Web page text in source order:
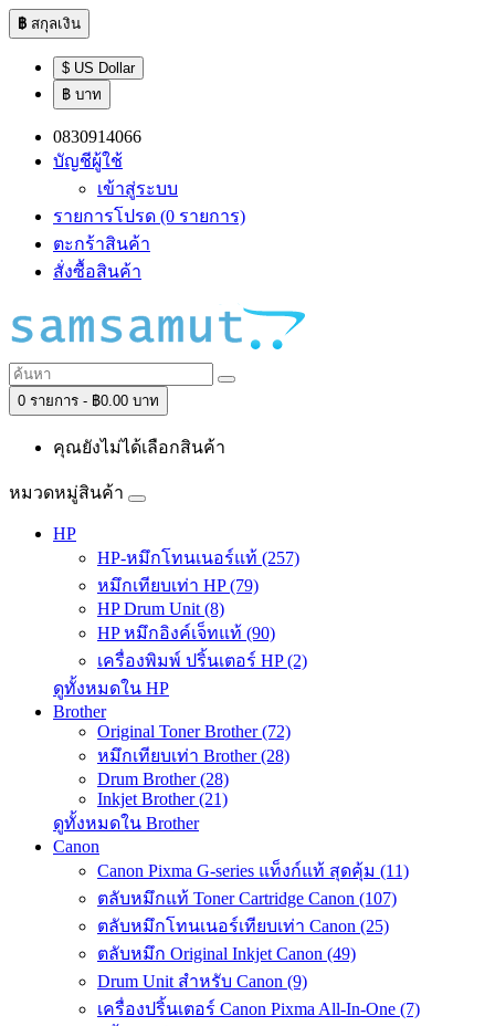
฿ สกุลเงิน
$ US Dollar
฿ บาท
0830914066
บัญชีผู้ใช้
เข้าสู่ระบบ
รายการโปรด (0 รายการ)
ตะกร้าสินค้า
สั่งซื้อสินค้า
0 รายการ - ฿0.00 บาท
คุณยังไม่ได้เลือกสินค้า
หมวดหมู่สินค้า
HP
HP-หมึกโทนเนอร์แท้ (257)
หมึกเทียบเท่า HP (79)
HP Drum Unit (8)
HP หมึกอิงค์เจ็ทแท้ (90)
เครื่องพิมพ์ ปริ้นเตอร์ HP (2)
ดูทั้งหมดใน HP
Brother
Original Toner Brother (72)
หมึกเทียบเท่า Brother (28)
Drum Brother (28)
Inkjet Brother (21)
ดูทั้งหมดใน Brother
Canon
Canon Pixma G-series แท็งก์แท้ สุดคุ้ม (11)
ตลับหมึกแท้ Toner Cartridge Canon (107)
ตลับหมึกโทนเนอร์เทียบเท่า Canon (25)
ตลับหมึก Original Inkjet Canon (49)
Drum Unit สำหรับ Canon (9)
เครื่องปริ้นเตอร์ Canon Pixma All-In-One (7)